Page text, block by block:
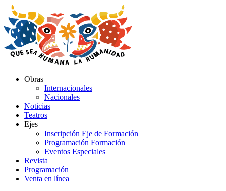
al
contenido
Obras
Internacionales
Nacionales
Noticias
Teatros
Ejes
Inscripción Eje de Formación
Programación Formación
Eventos Especiales
Revista
Programación
Venta en línea